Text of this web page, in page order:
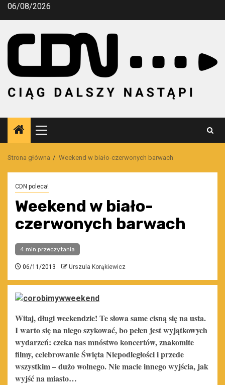
Przejdź
06/08/2026
Menu
główne
Strona główna Weekend w biało-czerwonych barwach
CDN poleca!
Weekend w biało-
czerwonych barwach
4 min przeczytania
06/11/2013 Urszula Korąkiewicz
Witaj, długi weekendzie! Te słowa same cisną się na usta.
I warto się na niego szykować, bo pełen jest wyjątkowych
wydarzeń: czeka nas mnóstwo koncertów, znakomite
filmy, celebrowanie Święta Niepodległości i przede
wszystkim – dużo wolnego. Nie macie innego wyjścia, jak
wyjść na miasto…